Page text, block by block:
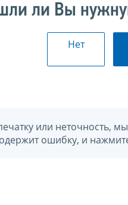
ли Вы
Нет
или неточность,
ошибку, и